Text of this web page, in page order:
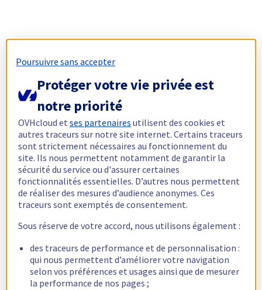
Poursuivre sans accepter
Protéger votre vie privée est
notre priorité
OVHcloud etses partenaires utilisent des cookies et
autres traceurs sur notre site internet. Certains traceurs
sont strictement nécessaires au fonctionnement du
site. Ils nous permettent notamment de garantir la
sécurité du service ou d'assurer certaines
fonctionnalités essentielles. D’autres nous permettent
de réaliser des mesures d’audience anonymes. Ces
traceurs sont exemptés de consentement.
Sous réserve de votre accord, nous utilisons également :
des traceurs de performance et de personnalisation :
qui nous permettent d’améliorer votre navigation
selon vos préférences et usages ainsi que de mesurer
la performance de nos pages ;